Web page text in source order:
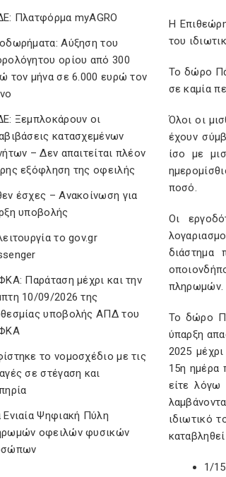
Πλατφόρμα myAGRO
Αύξηση του
ορίου από 300
τον μήνα σε 6.000 ευρώ τον
Ξεμπλοκάρουν οι
κατασχεμένων
– Δεν απαιτείται πλέον
εξόφληση της οφειλής
έσχες – Ανακοίνωση για
υποβολής
το gov.gr
Παράταση μέχρι και την
10/09/2026 της
υποβολής ΑΠΔ του
το νομοσχέδιο με τις
σε στέγαση και
Ψηφιακή Πύλη
οφειλών φυσικών
Η
του
Το δώρο
σε καμία
Όλοι οι
έχουν
ίσο με
ποσό.
Οι
διάστημα
πληρωμών.
Το δώρο
ύπαρξη
2025
15η ημέρα
είτε λόγω
ιδιωτικό
1/